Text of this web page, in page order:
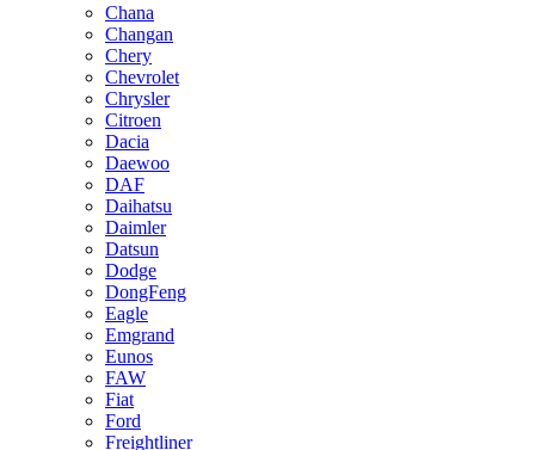
Chana
Changan
Chery
Chevrolet
Chrysler
Citroen
Dacia
Daewoo
DAF
Daihatsu
Daimler
Datsun
Dodge
DongFeng
Eagle
Emgrand
Eunos
FAW
Fiat
Ford
Freightliner